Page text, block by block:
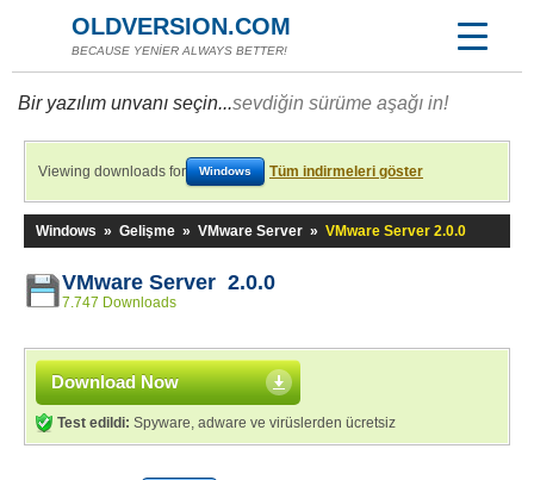
OLDVERSION.COM
BECAUSE YENİER ALWAYS BETTER!
Bir yazılım unvanı seçin...sevdiğin sürüme aşağı in!
Viewing downloads for Windows Tüm indirmeleri göster
Windows » Gelişme » VMware Server » VMware Server 2.0.0
VMware Server 2.0.0
7.747 Downloads
Download Now
Test edildi: Spyware, adware ve virüslerden ücretsiz